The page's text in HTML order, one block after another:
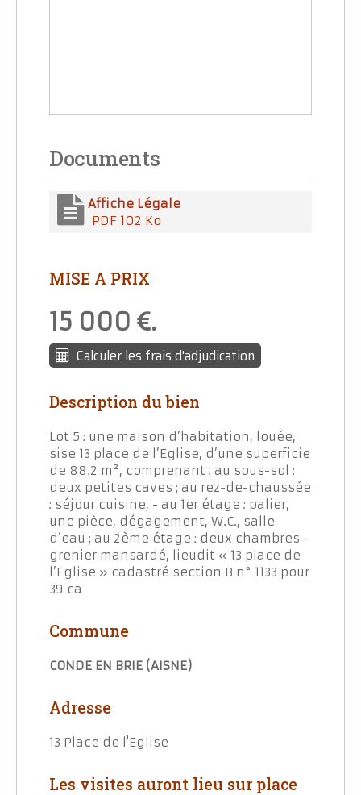
Documents
Affiche Légale
PDF 102 Ko
MISE A PRIX
15 000 .
Calculer les frais d'adjudication
Description du bien
Lot 5 : une maison d’habitation, louée,
sise 13 place de l’Eglise, d’une superficie
de 88.2 m², comprenant : au sous-sol :
deux petites caves ; au rez-de-chaussée
: séjour cuisine, - au 1er étage : palier,
une pièce, dégagement, W.C., salle
d’eau ; au 2ème étage : deux chambres -
grenier mansardé, lieudit « 13 place de
l’Eglise » cadastré section B n° 1133 pour
39 ca
Commune
CONDE EN BRIE (AISNE)
Adresse
13 Place de l'Eglise
Les visites auront lieu sur place